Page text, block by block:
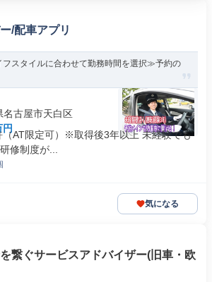
/配車アプリ
スタイルに合わせて勤務時間を選択≫予約の
古屋市天白区
（AT限定可）※取得後3年以上 未経験でも
修制度が...
気になる
繋ぐサービスアドバイザー(旧車・欧